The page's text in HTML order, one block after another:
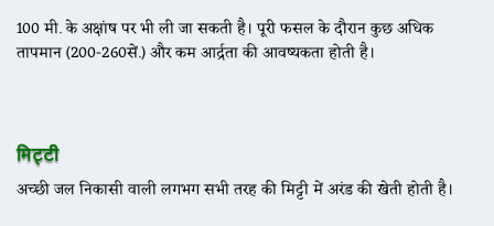
100 मी. के अक्षांष पर भी ली जा सकती है। पूरी फसल के दौरान कुछ अधिक
तापमान (200-260सें.) और कम आर्द्रता की आवष्यकता होती है।
मिट्टी
अच्छी जल निकासी वाली लगभग सभी तरह की मिट्टी में अरंड की खेती होती है।